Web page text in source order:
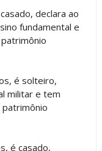
declara ao
fundamental e
é solteiro,
militar e tem
é casado,